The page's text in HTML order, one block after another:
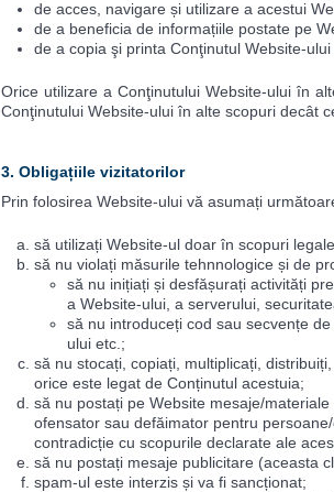
de acces, navigare și utilizare a acestui
de a beneficia de informațiile postate pe
de a copia şi printa Conţinutul Website-
Orice utilizare a Conţinutului Website-ului în
Conţinutului Website-ului în alte scopuri decât
3. Obligațiile vizitatorilor
Prin folosirea Website-ului vă asumați
să utilizați Website-ul doar în scopuri
să nu violați măsurile tehnnologice și de
să nu inițiați și desfășurați activități
a Website-ului, a serverului,
să nu introduceți cod sau secvențe
ului etc.;
să nu stocați, copiați, multiplicați,
orice este legat de Conținutul acestuia;
să nu postați pe Website mesaje/
ofensator sau defăimator pentru
contradicție cu scopurile declarate ale
să nu postați mesaje publicitare (aceasta
spam-ul este interzis și va fi sancționat;